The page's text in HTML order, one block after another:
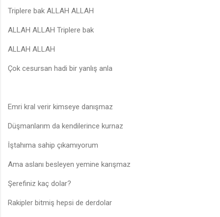
Triplere bak ALLAH ALLAH
ALLAH ALLAH Triplere bak
ALLAH ALLAH
Çok cesursan hadi bir yanlış anla
Emri kral verir kimseye danışmaz
Düşmanlarım da kendilerince kurnaz
İştahıma sahip çıkamıyorum
Ama aslanı besleyen yemine karışmaz
Şerefiniz kaç dolar?
Rakipler bitmiş hepsi de derdolar